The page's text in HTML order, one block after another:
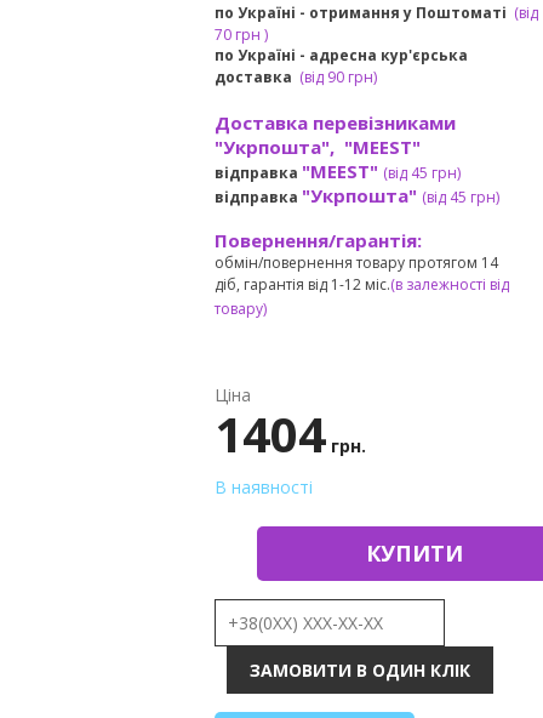
по Україні - отримання у Поштоматі (від
70 грн )
по Україні - адресна кур'єрська
доставка (від90 грн)
Доставка перевізниками
"Укрпошта", "MEEST"
відправка "MEEST" (від 45 грн)
відправка "Укрпошта" (від 45 грн)
Повернення/гарантія:
обмін/повернення товару протягом 14
діб, гарантія від 1-12 міс.(в залежності від
товару)
Ціна
1404 грн.
В наявності
КУПИТИ